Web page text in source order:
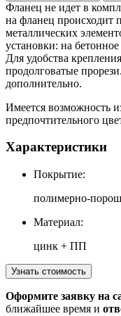
Фланец не идет в
на фланец происходит
металлических
установки: на
Для удобства
продолговатые
дополнительно.
Имеется возможность
предпочтительного
Характеристики
Покрытие:
полимерно-
Материал:
цинк + ПП
Узнать стоимость
Оформите заявку на
ближайшее время и